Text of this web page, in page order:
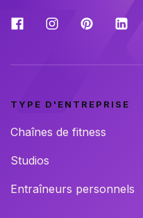
TYPE D'ENTREPRISE
Chaînes de fitness
Studios
Entraîneurs personnels